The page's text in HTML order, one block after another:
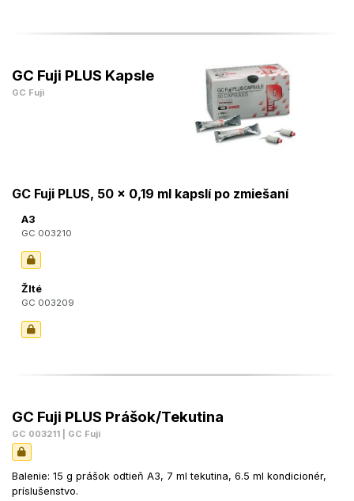
GC Fuji PLUS Kapsle
GC Fuji
GC Fuji PLUS, 50 x 0,19 ml kapslí po zmiešaní
A3
GC 003210
Žlté
GC 003209
GC Fuji PLUS Prášok/Tekutina
GC 003211 | GC Fuji
Balenie: 15 g prášok odtieň A3, 7 ml tekutina, 6.5 ml kondicionér,
príslušenstvo.